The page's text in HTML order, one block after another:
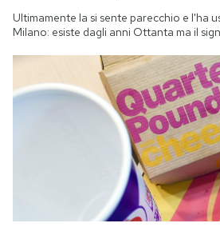
Ultimamente la si sente parecchio e l'ha
Milano: esiste dagli anni Ottanta ma il